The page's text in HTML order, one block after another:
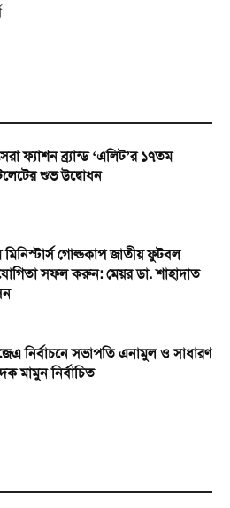
ফ্যাশন ব্র্যান্ড ‘এলিট’র ১৭তম
শুভ উদ্বোধন
মিনিস্টার্স গোল্ডকাপ জাতীয় ফুটবল
সফল করুন: মেয়র ডা. শাহাদাত
নির্বাচনে সভাপতি এনামুল ও সাধারণ
মামুন নির্বাচিত